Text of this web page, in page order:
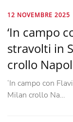
12 NOVEMBRE 2025
‘In campo
stravolti in
crollo
‘In campo con
Milan crollo Na…